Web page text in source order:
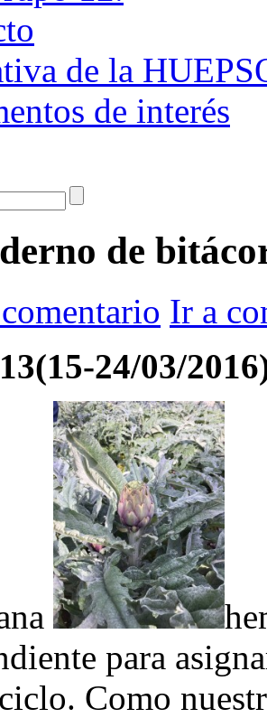
de la
de interés
de
Ir a
24/03/
para
Como